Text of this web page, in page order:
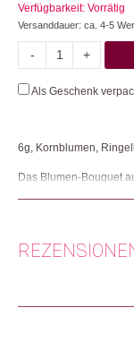
Verfügbarkeit: Vorrätig
Versanddauer: ca. 4-5
- +
Als Geschenk
6g, Kornblumen,
Das Blumen-Bouquet
eignet sich zum
Quark und Cocktails
Produktion: Schweiz